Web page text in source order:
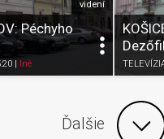
Péchyho
| Iné
videní
Ďalšie